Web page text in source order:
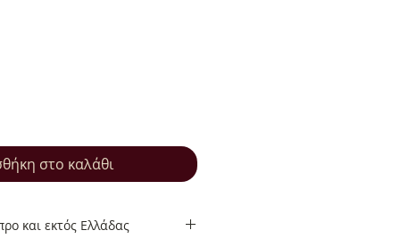
στο καλάθι
και εκτός Ελλάδας